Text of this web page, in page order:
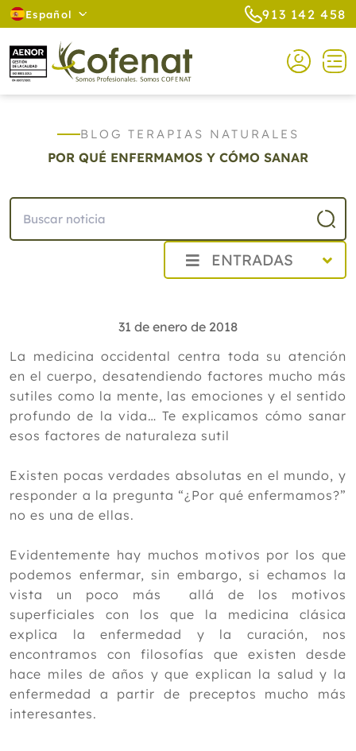
Español 913 142 458
BLOG TERAPIAS NATURALES
POR QUÉ ENFERMAMOS Y CÓMO SANAR
ENTRADAS
2025
2024
2023
2022
2021
2019
2018
Noviembre
Octubre
Septiembre
Agosto
Julio
Junio
Mayo
Abril
31 de enero de 2018
La medicina occidental centra toda su atención
en el cuerpo, desatendiendo factores mucho más
sutiles como la mente, las emociones y el sentido
profundo de la vida… Te explicamos cómo sanar
esos factores de naturaleza sutil
Existen pocas verdades absolutas en el mundo, y
responder a la pregunta “¿Por qué enfermamos?”
no es una de ellas.
Evidentemente hay muchos motivos por los que
podemos enfermar, sin embargo, si echamos la
vista un poco más allá de los motivos
superficiales con los que la medicina clásica
explica la enfermedad y la curación, nos
encontramos con filosofías que existen desde
hace miles de años y que explican la salud y la
enfermedad a partir de preceptos mucho más
interesantes.